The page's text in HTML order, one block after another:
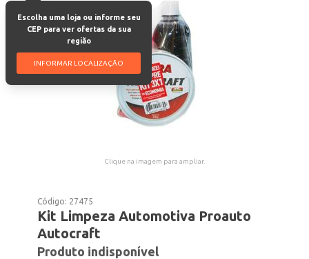
Escolha uma loja ou informe seu
CEP para ver ofertas da sua
região
INFORMAR LOCALIZAÇÃO
Clique na imagem para ampliar.
Código: 27475
Kit Limpeza Automotiva Proauto
Autocraft
Produto indisponível